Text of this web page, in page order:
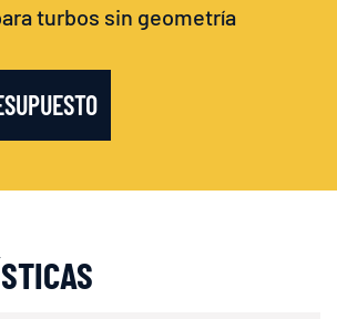
turbos sin geometría